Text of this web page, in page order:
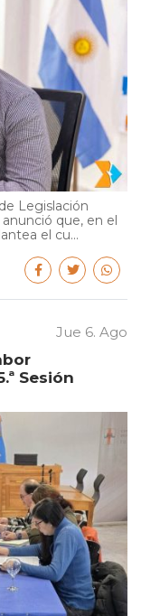
Legislación
anunció que, en el
el cu...
Jue 6. Ago
Sesión